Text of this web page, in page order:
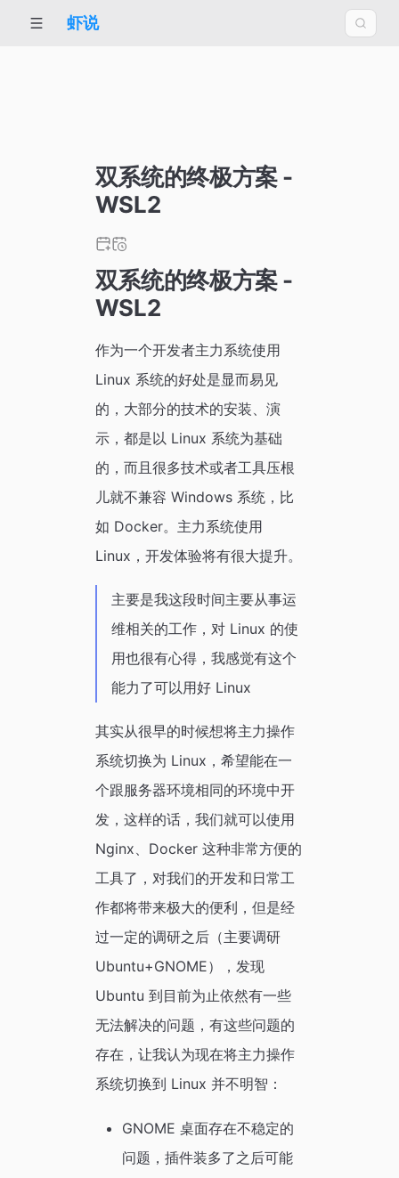
虾说
双系统的终极方案 -
WSL2
双系统的终极方案 -
WSL2
作为一个开发者主力系统使用
Linux 系统的好处是显而易见
的，大部分的技术的安装、演
示，都是以 Linux 系统为基础
的，而且很多技术或者工具压根
儿就不兼容 Windows 系统，比
如 Docker。主力系统使用
Linux，开发体验将有很大提升。
主要是我这段时间主要从事运
维相关的工作，对 Linux 的使
用也很有心得，我感觉有这个
能力了可以用好 Linux
其实从很早的时候想将主力操作
系统切换为 Linux，希望能在一
个跟服务器环境相同的环境中开
发，这样的话，我们就可以使用
Nginx、Docker 这种非常方便的
工具了，对我们的开发和日常工
作都将带来极大的便利，但是经
过一定的调研之后（主要调研
Ubuntu+GNOME），发现
Ubuntu 到目前为止依然有一些
无法解决的问题，有这些问题的
存在，让我认为现在将主力操作
系统切换到 Linux 并不明智：
GNOME 桌面存在不稳定的
问题，插件装多了之后可能